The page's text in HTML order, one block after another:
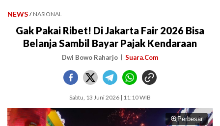
NEWS / NASIONAL
Gak Pakai Ribet! Di Jakarta Fair 2026 Bisa
Belanja Sambil Bayar Pajak Kendaraan
Dwi Bowo Raharjo Suara.Com
Sabtu, 13 Juni 2026 | 11:10 WIB
Perbesar